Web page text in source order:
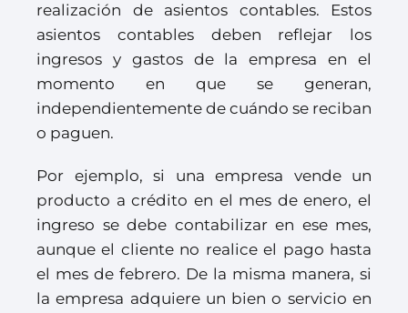
realización de asientos contables. Estos
asientos contables deben reflejar los
ingresos y gastos de la empresa en el
momento en que se generan,
independientemente de cuándo se reciban
o paguen.
Por ejemplo, si una empresa vende un
producto a crédito en el mes de enero, el
ingreso se debe contabilizar en ese mes,
aunque el cliente no realice el pago hasta
el mes de febrero. De la misma manera, si
la empresa adquiere un bien o servicio en